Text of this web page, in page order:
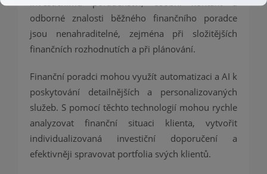
odborné znalosti běžného finančního poradce
jsou nenahraditelné, zejména při složitějších
finančních rozhodnutích a při plánování.
Finanční poradci mohou využít automatizaci a AI k
poskytování detailnějších a personalizovaných
služeb. S pomocí těchto technologií mohou rychle
analyzovat finanční situaci klienta, vytvořit
individualizovaná investiční doporučení a
efektivněji spravovat portfolia svých klientů.